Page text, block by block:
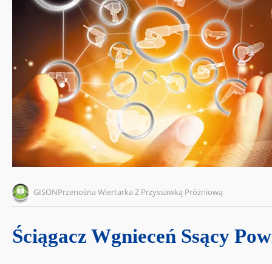
GISONPrzenośna Wiertarka Z Przyssawką Próżniową
Ściągacz Wgnieceń Ssący